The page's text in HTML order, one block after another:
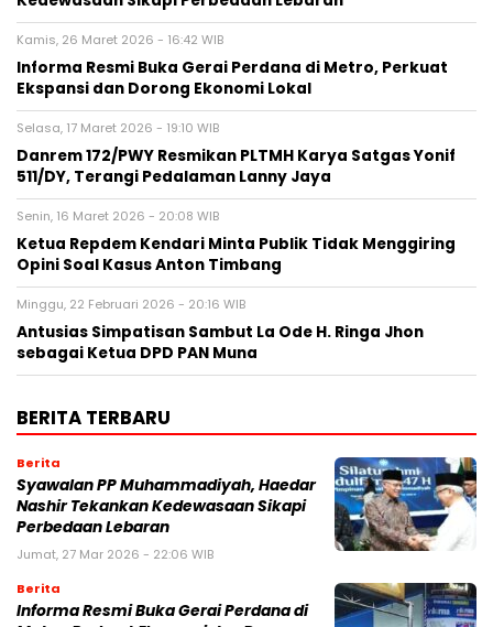
Kamis, 26 Maret 2026 - 16:42 WIB
Informa Resmi Buka Gerai Perdana di Metro, Perkuat
Ekspansi dan Dorong Ekonomi Lokal
Selasa, 17 Maret 2026 - 19:10 WIB
Danrem 172/PWY Resmikan PLTMH Karya Satgas Yonif
511/DY, Terangi Pedalaman Lanny Jaya
Senin, 16 Maret 2026 - 20:08 WIB
Ketua Repdem Kendari Minta Publik Tidak Menggiring
Opini Soal Kasus Anton Timbang
Minggu, 22 Februari 2026 - 20:16 WIB
Antusias Simpatisan Sambut La Ode H. Ringa Jhon
sebagai Ketua DPD PAN Muna
BERITA TERBARU
Berita
Syawalan PP Muhammadiyah, Haedar
Nashir Tekankan Kedewasaan Sikapi
Perbedaan Lebaran
Jumat, 27 Mar 2026 - 22:06 WIB
Berita
Informa Resmi Buka Gerai Perdana di